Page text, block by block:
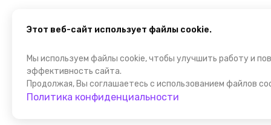
Этот веб-сайт использует файлы cookie.
Мы используем файлы cookie, чтобы улучшить работу и
эффективность сайта.
Продолжая, Вы соглашаетесь с использованием файлов
Политика конфиденциальности